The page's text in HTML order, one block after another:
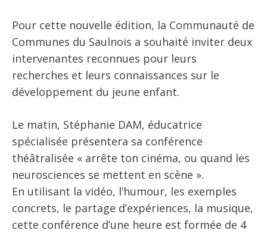
Pour cette nouvelle édition, la Communauté de
Communes du Saulnois a souhaité inviter deux
intervenantes reconnues pour leurs
recherches et leurs connaissances sur le
développement du jeune enfant.
Le matin, Stéphanie DAM, éducatrice
spécialisée présentera sa conférence
théâtralisée « arrête ton cinéma, ou quand les
neurosciences se mettent en scène ».
En utilisant la vidéo, l’humour, les exemples
concrets, le partage d’expériences, la musique,
cette conférence d’une heure est formée de 4